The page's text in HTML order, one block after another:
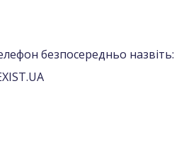
безпосередньо назвіть: